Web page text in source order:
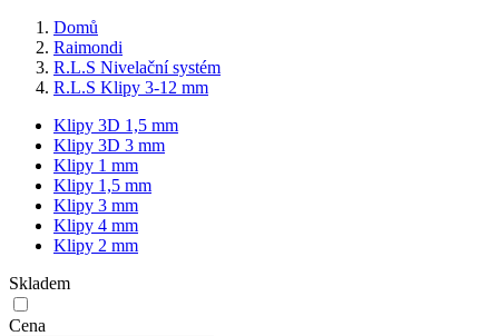
Domů
Raimondi
R.L.S Nivelační systém
R.L.S Klipy 3-12 mm
Klipy 3D 1,5 mm
Klipy 3D 3 mm
Klipy 1 mm
Klipy 1,5 mm
Klipy 3 mm
Klipy 4 mm
Klipy 2 mm
Skladem
Cena